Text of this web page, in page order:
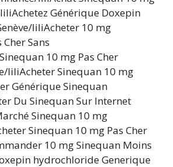
Générique Doxepin
liliAcheter 10 mg
Sans
10 mg Pas Cher
liliAcheter Sinequan 10 mg
Générique Sinequan
Du Sinequan Sur Internet
Sinequan 10 mg
Sinequan 10 mg Pas Cher
10 mg Sinequan Moins
hydrochloride Generique